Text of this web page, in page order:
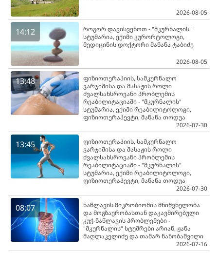
2026-08-05
14:12
როგორ დავისვენოთ - "მკურნალის"
სტუმარია, ექიმი კურორტოლოგი,
მედიცინის დოქტორი მანანა ტაბიძე
2026-08-05
13:48
ფიზიოთერაპიის, სამკურნალო
ვარჯიშისა და მასაჟის როლი
ძვალსახსროვანი პრობლემის
რეაბილიტაციაში - "მკურნალის"
სტუმარია, ექიმი რეაბილიტოლოგი,
ფიზიოთერაპევტი, მანანა თოდუა
2026-07-30
13:45
ფიზიოთერაპიის, სამკურნალო
ვარჯიშისა და მასაჟის როლი
ძვალსახსროვანი პრობლემის
რეაბილიტაციაში - "მკურნალის"
სტუმარია, ექიმი რეაბილიტოლოგი,
ფიზიოთერაპევტი, მანანა თოდუა
2026-07-30
08:07
ნაწლავის მიკრობიომის მნიშვნელობა
და მოგზაურობასთან დაკავშირებული
კუჭ-ნაწლავის პრობლემები -
"მკურნალის" სტუმრები არიან, ჟანა
მაღლაკელიძე და თამარ ნანობაშვილი
2026-07-16